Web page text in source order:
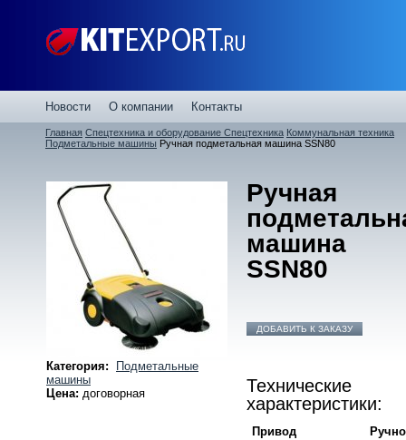
Новости О компании Контакты
Главная Спецтехника и оборудование Спецтехника Коммунальная техника
Подметальные машины Ручная подметальная машина SSN80
Категория:
Подметальные
машины
Цена: договорная
Ручная
машина
SSN80
ДОБАВИТЬ К ЗАКАЗУ
Технические
характеристики:
Привод